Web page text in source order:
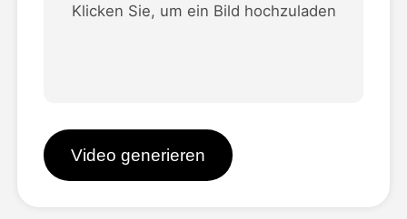
Alle Vorlagen anzeigen
Blog
Klicken Sie, um ein Bild hochzuladen
Video generieren